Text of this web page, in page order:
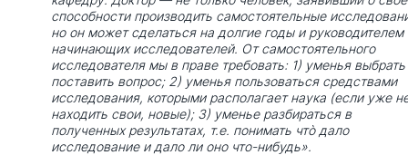
способности производить самостоятельные
но он может сделаться на долгие годы и руководителем
начинающих исследователей. От самостоятельного
исследователя мы в праве требовать: 1) уменья выбрать
поставить вопрос; 2) уменья пользоваться средствами
исследования, которыми располагает наука (если уже
находить свои, новые); 3) уменье разбираться в
полученных результатах, т.е. понимать чтò дало
исследование и дало ли оно что-нибудь».